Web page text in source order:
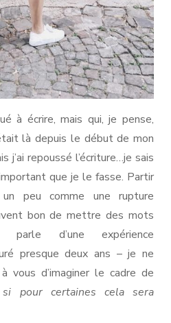
à écrire, mais qui, je pense,
là depuis le début de mon
j’ai repoussé l’écriture…je sais
que je le fasse. Partir
un peu comme une rupture
bon de mettre des mots
d’une expérience
presque deux ans – je ne
vous d’imaginer le cadre de
pour certaines cela sera